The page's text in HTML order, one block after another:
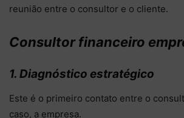
reunião entre o consultor e o cliente.
Consultor financeiro
1. Diagnóstico estratégico
Este é o primeiro contato entre o
caso, a empresa.